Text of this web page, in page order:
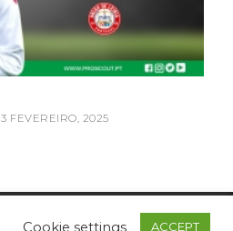
3 FEVEREIRO, 2025
Cookie settings ACCEPT